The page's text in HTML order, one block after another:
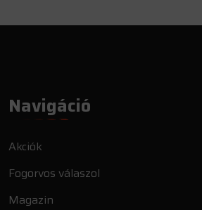
Navigáció
Akciók
Fogorvos válaszol
Magazin